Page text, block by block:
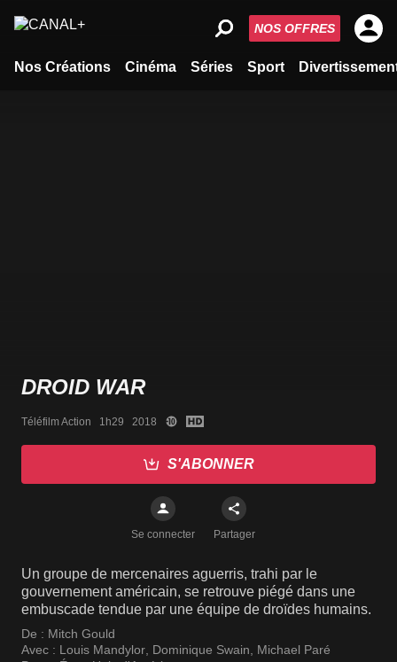
Nos Créations Cinéma Séries Sport
NOS OFFRES
DROID WAR
Téléfilm Action   1h29   2018
S'ABONNER
Se connecter Partager
Un groupe de mercenaires aguerris, trahi par le
gouvernement américain, se retrouve piégé dans une
embuscade tendue par une équipe de droïdes humains.
De : Mitch Gould
Avec : Louis Mandylor Dominique Swain
Michael Paré